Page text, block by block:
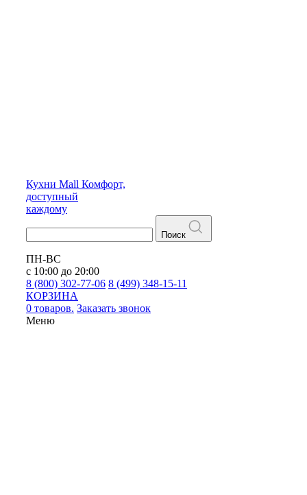
Кухни Mall Комфорт,
доступный
каждому
Поиск
ПН-ВС
с 10:00 до 20:00
8 (800) 302-77-06 8 (499) 348-15-11
КОРЗИНА
0 товаров. Заказать звонок
Меню